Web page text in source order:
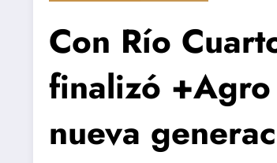
Con Río
finalizó
nueva